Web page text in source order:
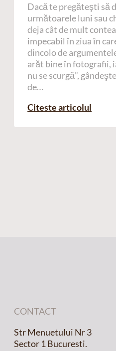
Dacă te pregăteşti să
următoarele luni sau
deja cât de mult
impecabil în ziua în
dincolo de
arăt bine în fotografii,
nu se scurgă”,
de…
Citeste articolul
CONTACT
Str Menuetului Nr 3
Sector 1 Bucuresti.